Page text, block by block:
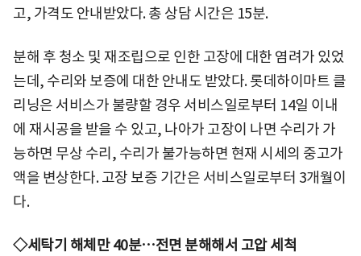
고, 가격도 안내받았다. 총 상담 시간은 15분.
분해 후 청소 및 재조립으로 인한 고장에 대한 염려가 있었
는데, 수리와 보증에 대한 안내도 받았다. 롯데하이마트 클
리닝은 서비스가 불량할 경우 서비스일로부터 14일 이내
에 재시공을 받을 수 있고, 나아가 고장이 나면 수리가 가
능하면 무상 수리, 수리가 불가능하면 현재 시세의 중고가
액을 변상한다. 고장 보증 기간은 서비스일로부터 3개월이
다.
◇세탁기 해체만 40분…전면 분해해서 고압 세척